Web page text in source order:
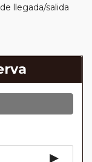
llegada/salida
un número de
cenas. En
las entradas
viajes
todos los▸